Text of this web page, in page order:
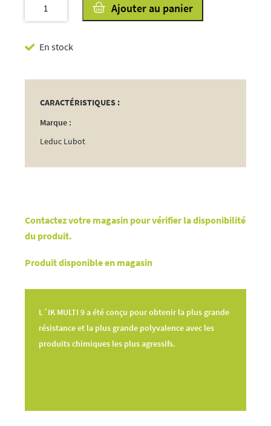
Contactez votre magasin pour vérifier la disponibilité
du produit.
Produit disponible en magasin
L´IK MULTI 9 a été conçu pour obtenir la plus grande
résistance et la plus grande polyvalence avec les
produits chimiques les plus agressifs.
En stock
IK
9
Ajouter au panier
CARACTÉRISTIQUES :
Marque :
Leduc Lubot